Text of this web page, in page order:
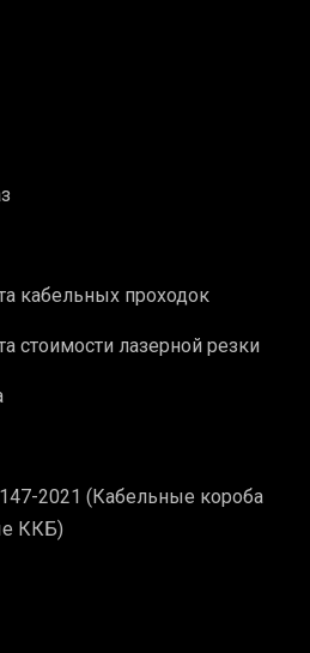
кабельных проходок
стоимости лазерной резки
2021 (Кабельные короба
ККБ)